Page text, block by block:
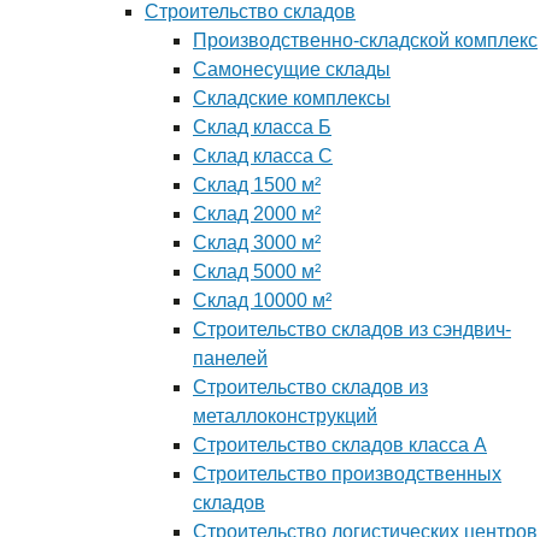
Строительство складов
Производственно-складской комплекс
Самонесущие склады
Складские комплексы
Склад класса Б
Склад класса С
Склад 1500 м²
Склад 2000 м²
Склад 3000 м²
Склад 5000 м²
Склад 10000 м²
Строительство складов из сэндвич-
панелей
Строительство складов из
металлоконструкций
Строительство складов класса А
Строительство производственных
складов
Строительство логистических центров